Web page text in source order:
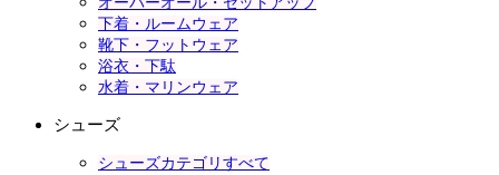
下着・ルームウェア
靴下・フットウェア
浴衣・下駄
水着・マリンウェア
シューズ
シューズカテゴリすべて